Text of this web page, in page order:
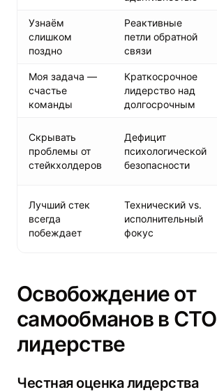
Узнаём
слишком
поздно
Реактивные
петли обратной
связи
Моя задача —
счастье
команды
Краткосрочное
лидерство над
долгосрочным
Скрывать
проблемы от
стейкхолдеров
Дефицит
психологической
безопасности
Лучший стек
всегда
побеждает
Технический vs.
исполнительный
фокус
Освобождение от
самообманов в CTO
лидерстве
Честная оценка лидерства